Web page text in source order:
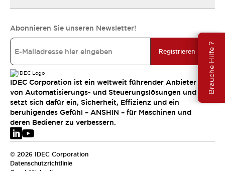
Brauche Hilfe ?
Abonnieren Sie unseren Newsletter!
Registrieren
IDEC Corporation ist ein weltweit führender Anbieter
von Automatisierungs- und Steuerungslösungen und
setzt sich dafür ein, Sicherheit, Effizienz und ein
beruhigendes Gefühl – ANSHIN – für Maschinen und
deren Bediener zu verbessern.
© 2026 IDEC Corporation
Datenschutzrichtlinie